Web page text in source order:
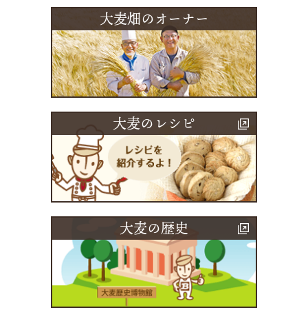
大麦畑のオーナー
大麦のレシピ
大麦の歴史